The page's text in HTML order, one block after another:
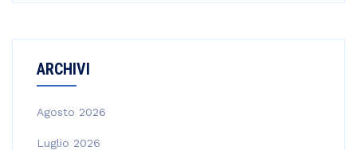
ARCHIVI
Agosto 2026
Luglio 2026